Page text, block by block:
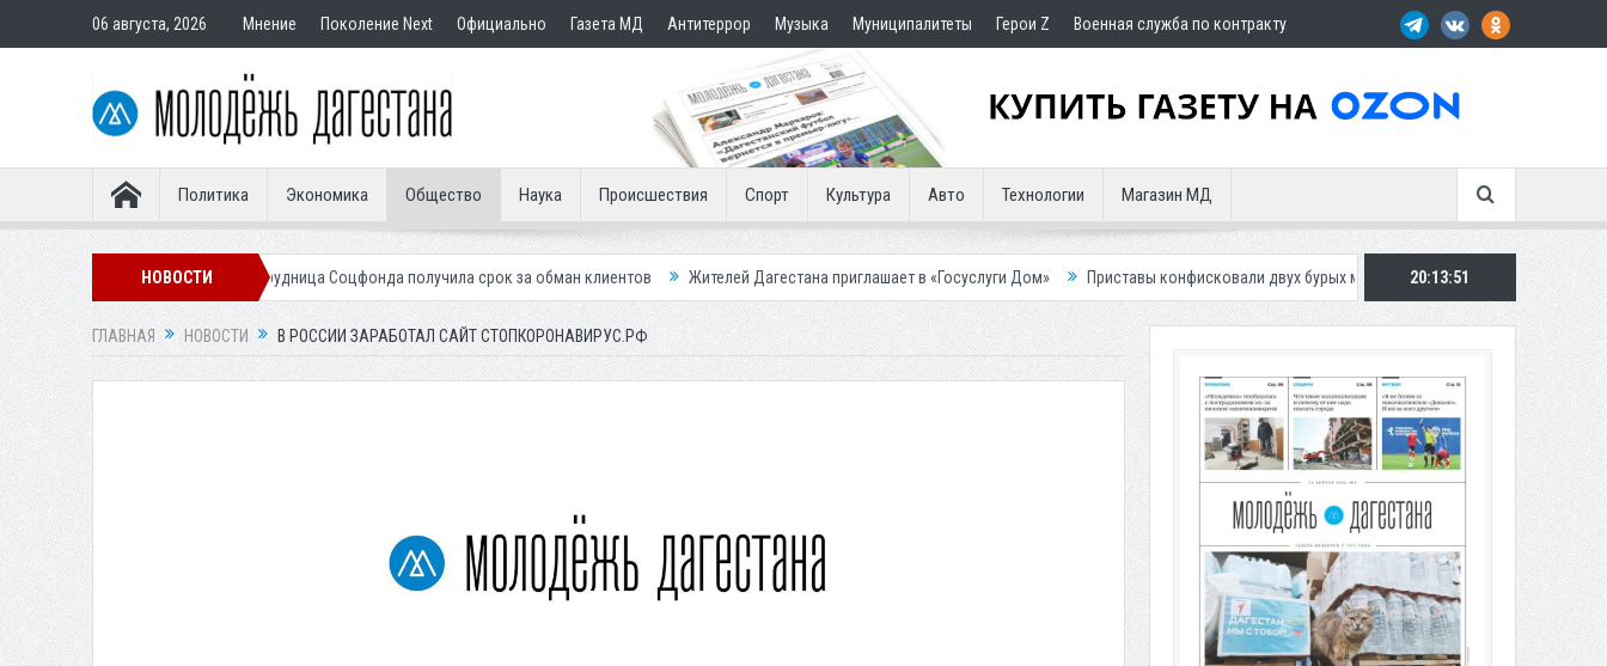
06 августа, 2026 Мнение Поколение Next Официально Газета МД Антитеррор Музыка Муниципалитеты Герои Z Военная служба по контракту
Политика Экономика Общество Наука Происшествия Спорт Культура Авто Технологии Магазин МД
НОВОСТИ
Экс-сотрудница Соцфонда получила срок за обман клиентов Жителей Дагестана приглашает в «Госуслуги Дом» Приставы конфисковали двух бурых медведей у жителя Дагестана20:13:53
ГЛАВНАЯ НОВОСТИ В РОССИИ ЗАРАБОТАЛ САЙТ СТОПКОРОНАВИРУС.РФ